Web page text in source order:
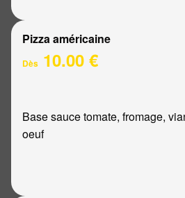
Pizza américaine
Dès 10.00 €
Base sauce tomate, fromage,
oeuf